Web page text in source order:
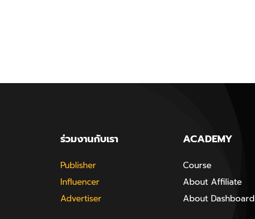
ร่วมงานกับเรา
Publisher
Influencer
Advertiser
ACADEMY
Course
About Affiliate
About Dashboard